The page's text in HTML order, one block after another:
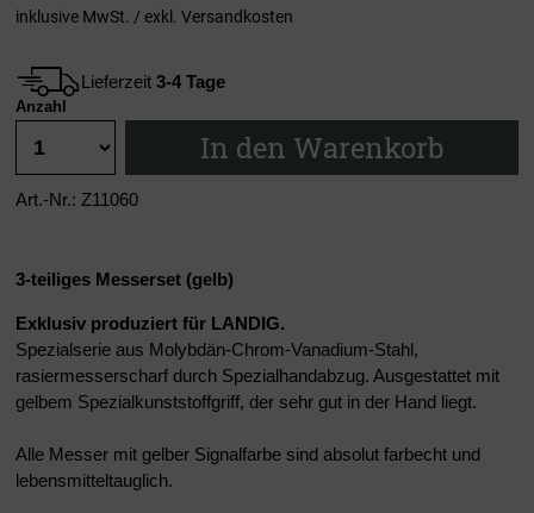
inklusive MwSt. / exkl. Versandkosten
Lieferzeit 3-4 Tage
Anzahl
In den Warenkorb
Art.-Nr.: Z11060
3-teiliges Messerset (gelb)
Exklusiv produziert für LANDIG.
Spezialserie aus Molybdän-Chrom-Vanadium-Stahl,
rasiermesserscharf durch Spezialhandabzug. Ausgestattet mit
gelbem Spezialkunststoffgriff, der sehr gut in der Hand liegt.
Alle Messer mit gelber Signalfarbe sind absolut farbecht und
lebensmitteltauglich.